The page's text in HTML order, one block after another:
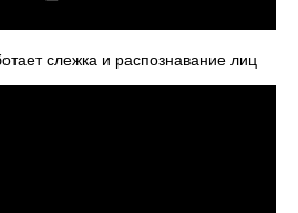
слежка и распознавание лиц